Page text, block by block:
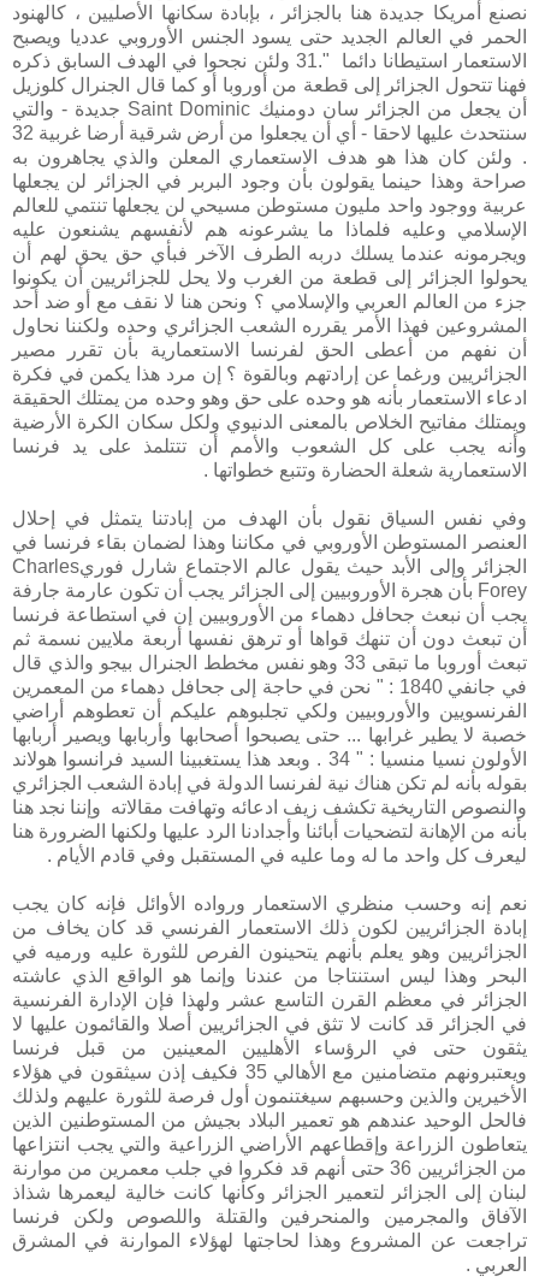
نصنع أمريكا جديدة هنا بالجزائر ، بإبادة سكانها الأصليين ، كالهنود
الحمر في العالم الجديد حتى يسود الجنس الأوروبي عدديا ويصبح
الاستعمار استيطانا دائما ".31 ولئن نجحوا في الهدف السابق ذكره
فهنا تتحول الجزائر إلى قطعة من أوروبا أو كما قال الجنرال كلوزيل
أن يجعل من الجزائر سان دومنيك Saint Dominic جديدة - والتي
سنتحدث عليها لاحقا - أي أن يجعلوا من أرض شرقية أرضا غربية 32
. ولئن كان هذا هو هدف الاستعماري المعلن والذي يجاهرون به
صراحة وهذا حينما يقولون بأن وجود البربر في الجزائر لن يجعلها
عربية ووجود واحد مليون مستوطن مسيحي لن يجعلها تنتمي للعالم
الإسلامي وعليه فلماذا ما يشرعونه هم لأنفسهم يشنعون عليه
ويجرمونه عندما يسلك دربه الطرف الآخر فبأي حق يحق لهم أن
يحولوا الجزائر إلى قطعة من الغرب ولا يحل للجزائريين أن يكونوا
جزء من العالم العربي والإسلامي ؟ ونحن هنا لا نقف مع أو ضد أحد
المشروعين فهذا الأمر يقرره الشعب الجزائري وحده ولكننا نحاول
أن نفهم من أعطى الحق لفرنسا الاستعمارية بأن تقرر مصير
الجزائريين ورغما عن إرادتهم وبالقوة ؟ إن مرد هذا يكمن في فكرة
ادعاء الاستعمار بأنه هو وحده على حق وهو وحده من يمتلك الحقيقة
ويمتلك مفاتيح الخلاص بالمعنى الدنيوي ولكل سكان الكرة الأرضية
وأنه يجب على كل الشعوب والأمم أن تتتلمذ على يد فرنسا
الاستعمارية شعلة الحضارة وتتبع خطواتها .
وفي نفس السياق نقول بأن الهدف من إبادتنا يتمثل في إحلال
العنصر المستوطن الأوروبي في مكاننا وهذا لضمان بقاء فرنسا في
الجزائر وإلى الأبد حيث يقول عالم الاجتماع شارل فوريCharles
Forey بأن هجرة الأوروبيين إلى الجزائر يجب أن تكون عارمة جارفة
يجب أن نبعث جحافل دهماء من الأوروبيين إن في استطاعة فرنسا
أن تبعث دون أن تنهك قواها أو ترهق نفسها أربعة ملايين نسمة ثم
تبعث أوروبا ما تبقى 33 وهو نفس مخطط الجنرال بيجو والذي قال
في جانفي 1840 : " نحن في حاجة إلى جحافل دهماء من المعمرين
الفرنسويين والأوروبيين ولكي تجلبوهم عليكم أن تعطوهم أراضي
خصبة لا يطير غرابها ... حتى يصبحوا أصحابها وأربابها ويصير أربابها
الأولون نسيا منسيا : " 34 . وبعد هذا يستغبينا السيد فرانسوا هولاند
بقوله بأنه لم تكن هناك نية لفرنسا الدولة في إبادة الشعب الجزائري
والنصوص التاريخية تكشف زيف ادعائه وتهافت مقالاته وإننا نجد هنا
بأنه من الإهانة لتضحيات أبائنا وأجدادنا الرد عليها ولكنها الضرورة هنا
ليعرف كل واحد ما له وما عليه في المستقبل وفي قادم الأيام .
نعم إنه وحسب منظري الاستعمار ورواده الأوائل فإنه كان يجب
إبادة الجزائريين لكون ذلك الاستعمار الفرنسي قد كان يخاف من
الجزائريين وهو يعلم بأنهم يتحينون الفرص للثورة عليه ورميه في
البحر وهذا ليس استنتاجا من عندنا وإنما هو الواقع الذي عاشته
الجزائر في معظم القرن التاسع عشر ولهذا فإن الإدارة الفرنسية
في الجزائر قد كانت لا تثق في الجزائريين أصلا والقائمون عليها لا
يثقون حتى في الرؤساء الأهليين المعينين من قبل فرنسا
ويعتبرونهم متضامنين مع الأهالي 35 فكيف إذن سيثقون في هؤلاء
الأخيرين والذين وحسبهم سيغتنمون أول فرصة للثورة عليهم ولذلك
فالحل الوحيد عندهم هو تعمير البلاد بجيش من المستوطنين الذين
يتعاطون الزراعة وإقطاعهم الأراضي الزراعية والتي يجب انتزاعها
من الجزائريين 36 حتى أنهم قد فكروا في جلب معمرين من موارنة
لبنان إلى الجزائر لتعمير الجزائر وكأنها كانت خالية ليعمرها شذاذ
الآفاق والمجرمين والمنحرفين والقتلة واللصوص ولكن فرنسا
تراجعت عن المشروع وهذا لحاجتها لهؤلاء الموارنة في المشرق
العربي .